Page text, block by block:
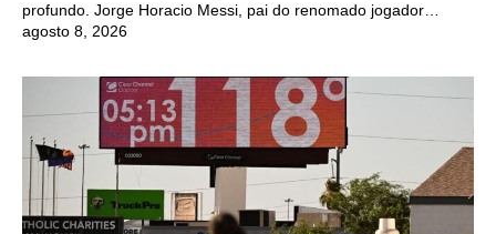
profundo. Jorge Horacio Messi, pai do renomado jogador…
agosto 8, 2026